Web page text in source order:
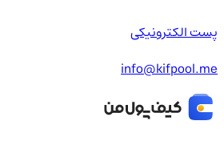
پست الکترونیکی
info@kifpool.me